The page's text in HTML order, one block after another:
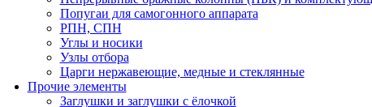
Попугаи для самогонного аппарата
РПН, СПН
Углы и носики
Узлы отбора
Царги нержавеющие, медные и стеклянные
Прочие элементы
Заглушки и заглушки с ёлочкой